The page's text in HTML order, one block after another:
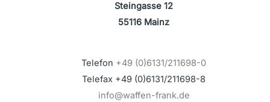
Steingasse 12
55116 Mainz
Telefon +49 (0)6131/211698-0
Telefax +49 (0)6131/211698-8
info@waffen-frank.de